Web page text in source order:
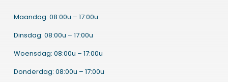
Maandag: 08:00u – 17:00u
Dinsdag: 08:00u – 17:00u
Woensdag: 08:00u – 17:00u
Donderdag: 08:00u – 17:00u